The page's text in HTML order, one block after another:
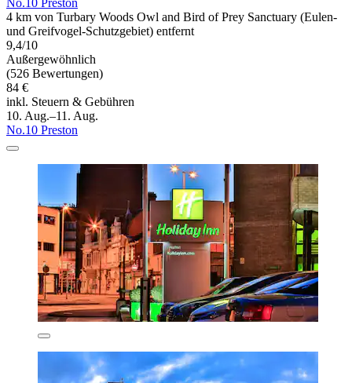
No.10 Preston
4 km von Turbary Woods Owl and Bird of Prey Sanctuary (Eulen-
und Greifvogel-Schutzgebiet) entfernt
9,4/10
Außergewöhnlich
(526 Bewertungen)
84 €
inkl. Steuern & Gebühren
10. Aug.–11. Aug.
No.10 Preston